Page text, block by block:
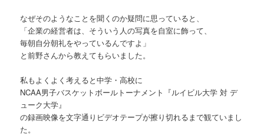
なぜそのようなことを聞くのか疑問に思っていると、
「企業の経営者は、そういう人の写真を自室に飾って、
毎朝自分朝礼をやっているんですよ」
と前野さんから教えてもらいました。
私もよくよく考えると中学・高校に
NCAA男子バスケットボールトーナメント『ルイビル大学 対 デ
ューク大学』
の録画映像を文字通りビデオテープが擦り切れるまで観ていまし
た。